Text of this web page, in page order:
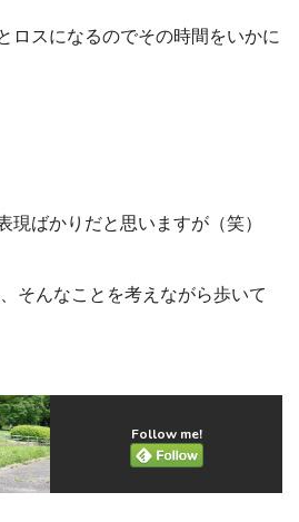
ロスになるのでその時間をいかに
現ばかりだと思いますが（笑）
そんなことを考えながら歩いて
Follow me!